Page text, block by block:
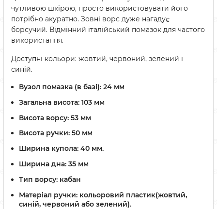
чутливою шкірою, просто використовувати його
потрібно акуратно. Зовні ворс дуже нагадує
борсучий. Відмінний італійський помазок для частого
використання.
Доступні кольори: жовтий, червоний, зелений і
синій.
Вузол помазка (в базі): 24 мм
Загальна висота: 103 мм
Висота ворсу: 53 мм
Висота ручки: 50 мм
Ширина купола: 40 мм.
Ширина дна: 35 мм
Тип ворсу: кабан
Матеріал ручки: кольоровий пластик(жовтий,
синій, червоний або зелений).